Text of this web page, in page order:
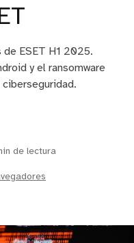
ESET H1 2025.
y el ransomware
de lectura